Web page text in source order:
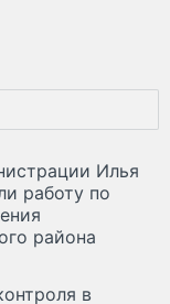
Илья
работу по
района
в